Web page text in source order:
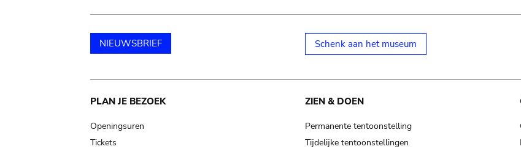
NIEUWSBRIEF Schenk aan het museum
Main
navigation
PLAN JE BEZOEK
Openingsuren
Tickets
ZIEN & DOEN
Permanente tentoonstelling
Tijdelijke tentoonstellingen